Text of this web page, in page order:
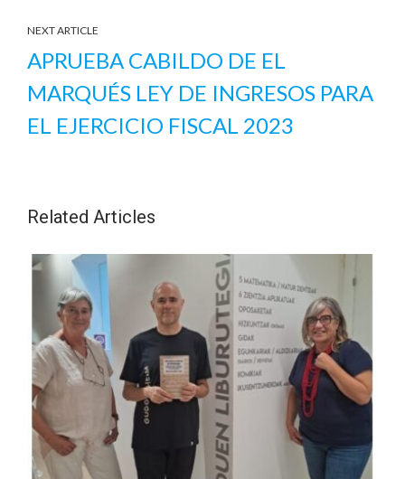
NEXT ARTICLE
APRUEBA CABILDO DE EL
MARQUÉS LEY DE INGRESOS PARA
EL EJERCICIO FISCAL 2023
Related Articles